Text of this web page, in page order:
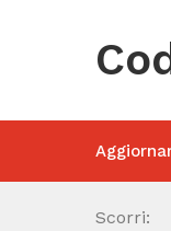
Scorri: